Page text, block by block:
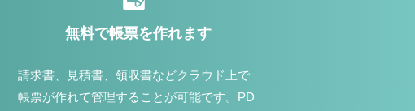
無料で帳票を作れます
請求書、見積書、領収書などクラウド上で
帳票が作れて管理することが可能です。PD